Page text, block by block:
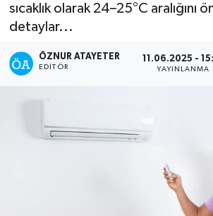
sıcaklık olarak 24–25°C aralığını
detaylar...
ÖZNUR ATAYETER
EDITÖR
11.06.2025 -
YAYINLANMA